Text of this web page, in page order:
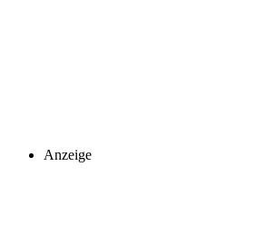
Anzeige